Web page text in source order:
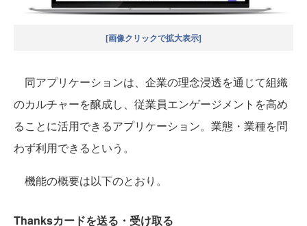
[画像クリックで拡大表示]
同アプリケーションは、企業の理念浸透を通じて組織
のカルチャーを醸成し、従業員エンゲージメントを高め
ることに活用できるアプリケーション。業態・業種を問
わず利用できるという。
機能の概要は以下のとおり。
Thanksカードを送る・受け取る